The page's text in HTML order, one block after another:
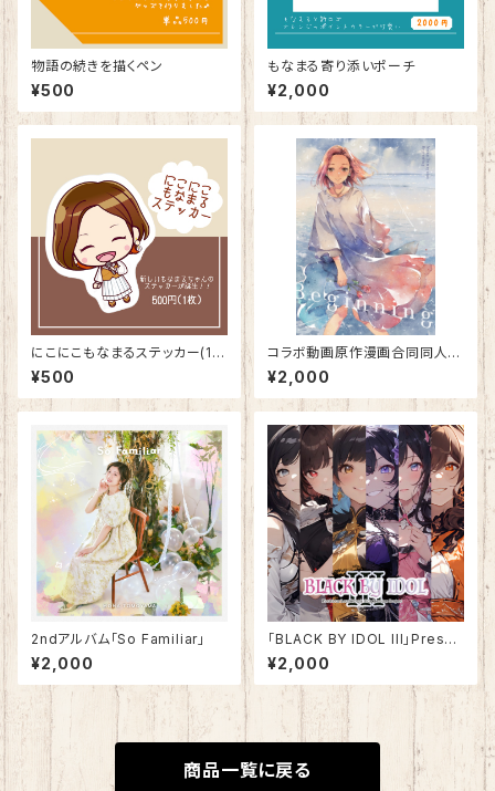
物語の続きを描くペン
¥500
もなまる寄り添いポーチ
¥2,000
にこにこもなまるステッカー(1
枚)
¥500
コラボ動画原作漫画合同同人誌
『Begining』
¥2,000
2ndアルバム「So Familiar」
¥2,000
「BLACK BY IDOL lll」Presen
ted by SOUTH OF HEAVEN
¥2,000
商品一覧に戻る